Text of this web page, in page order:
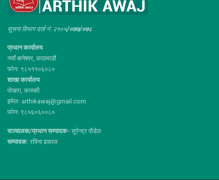
सूचना विभाग दर्ता नं :२१०५/०७७/०७८
प्रधान कार्यालय
नयाँ बानेश्वर, काठमाडौं
फोनः ९८५११०६०८०
शाखा कार्यालय
पोखरा, कास्की
इमेलः arthikawaj@gmail.com
फोनः ९८५६०६००८०
सञ्चालक/प्रधान सम्पादक- सुरेन्द्र पौडेल
सम्पादक: रविना ढकाल